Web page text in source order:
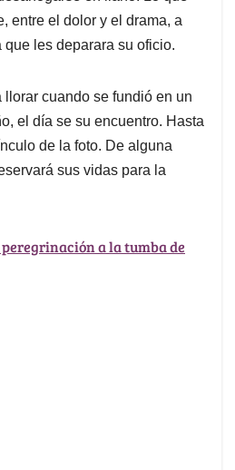
entre el dolor y el drama, a
les deparara su oficio.
cuando se fundió en un
el día se su encuentro. Hasta
de la foto. De alguna
sus vidas para la
a la tumba de